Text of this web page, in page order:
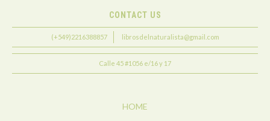
CONTACT US
(+549)2216388857 librosdelnaturalista@gmail.com
Calle 45 #1056 e/16 y 17
HOME